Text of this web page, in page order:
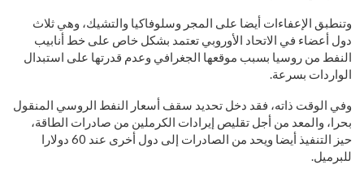
وتنطبق الإعفاءات أيضا على المجر وسلوفاكيا والتشيك، وهي ثلاث
دول أعضاء في الاتحاد الأوروبي تعتمد بشكل خاص على خط أنابيب
النفط من روسيا بسبب موقعها الجغرافي وعدم قدرتها على استبدال
الواردات بسرعة.
وفي الوقت ذاته، فقد دخل تحديد سقف أسعار النفط الروسي المنقول
بحرا، والمعد من أجل تقليص إيرادات الكرملين من صادرات الطاقة،
حيز التنفيذ أيضا ويحد من الصادرات إلى دول أخرى عند 60 دولارا
للبرميل.